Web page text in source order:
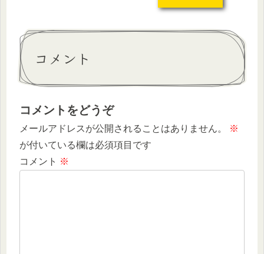
コメント
コメントをどうぞ
メールアドレスが公開されることはありません。
※
が付いている欄は必須項目です
コメント ※